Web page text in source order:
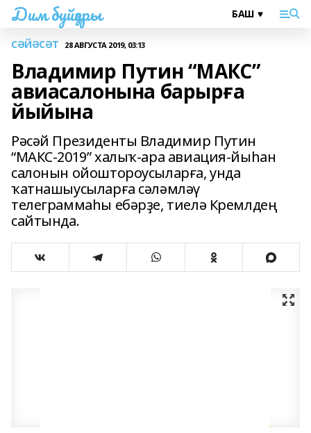
Дим буйҙары
СӘЙӘСӘТ 28 АВГУСТА 2019, 03:13
Владимир Путин “МАКС”
авиасалонына барырға
йыйына
Рәсәй Президенты Владимир Путин
“МАКС-2019” халыҡ-ара авиация-йыһан
салонын ойоштороусыларға, унда
ҡатнашыусыларға сәләмләү
телеграммаһы ебәрҙе, тиелә Кремлдең
сайтында.